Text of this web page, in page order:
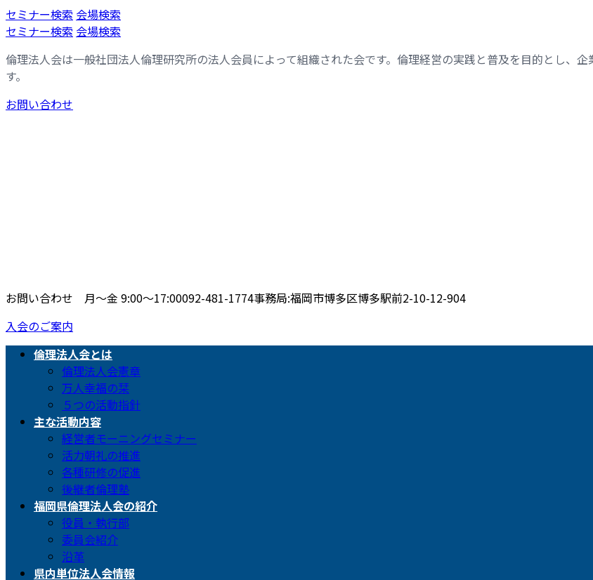
コ
ン
ン
ツ
へ
ス
ナ
ビ
ー
シ
ョ
ン
セミナー検索 会場検索
セミナー検索 会場検索
倫理法人会は一般社団法人倫理研究所の法人会員によって組織された会です。倫理経営の実践と普及を目的とし、
す。
お問い合わせ
お問い合わせ 月〜金 9:00〜17:00092-481-1774事務局:福岡市博多区博多駅前2-10-12-904
入会のご案内
倫理法人会とは
倫理法人会憲章
万人幸福の栞
５つの活動指針
主な活動内容
経営者モーニングセミナー
活力朝礼の推進
各種研修の促進
後継者倫理塾
福岡県倫理法人会の紹介
役員・執行部
委員会紹介
沿革
県内単位法人会情報